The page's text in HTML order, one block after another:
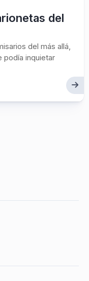
del
del más allá,
podía inquietar